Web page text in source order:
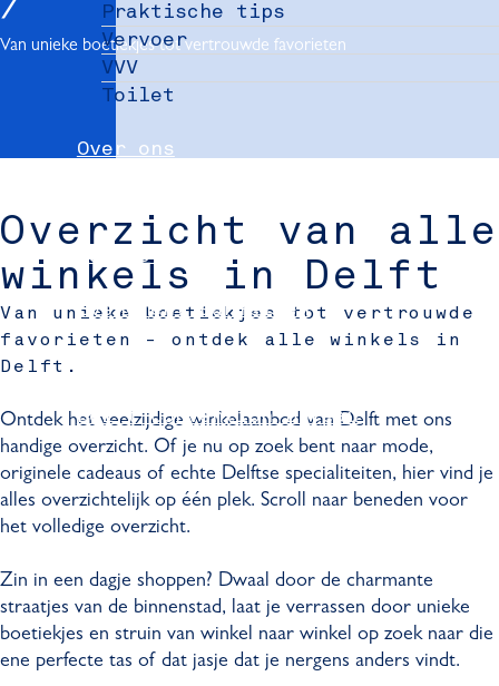
Praktische tips
Vervoer
VVV
Toilet
Over ons
Partners
Evenement aanmelden
Delft Convention Bureau
Van unieke boetiekjes tot vertrouwde favorieten
Overzicht van alle
winkels in Delft
Van unieke boetiekjes tot vertrouwde
favorieten - ontdek alle winkels in
Delft.
Ontdek het veelzijdige winkelaanbod van Delft met ons
handige overzicht. Of je nu op zoek bent naar mode,
originele cadeaus of echte Delftse specialiteiten, hier vind je
alles overzichtelijk op één plek. Scroll naar beneden voor
het volledige overzicht.
Zin in een dagje shoppen? Dwaal door de charmante
straatjes van de binnenstad, laat je verrassen door unieke
boetiekjes en struin van winkel naar winkel op zoek naar die
ene perfecte tas of dat jasje dat je nergens anders vindt.